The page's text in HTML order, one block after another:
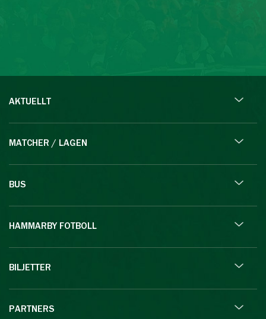
AKTUELLT
MATCHER / LAGEN
BUS
HAMMARBY FOTBOLL
BILJETTER
PARTNERS